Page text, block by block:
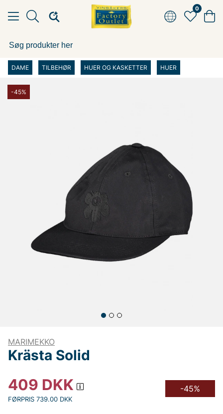
0
DAME TILBEHØR HUER OG KASKETTER HUER
-45%
MARIMEKKO
Krästa Solid
409 DKK
FØRPRIS 739.00 DKK
-45%